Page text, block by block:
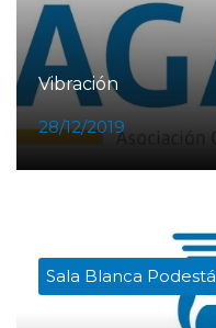
Vibración
28/12/2019
Sala Blanca Podestá